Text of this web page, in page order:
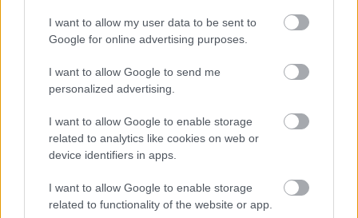
I want to allow my user data to be sent to
Google for online advertising purposes.
I want to allow Google to send me
personalized advertising.
I want to allow Google to enable storage
related to analytics like cookies on web or
device identifiers in apps.
I want to allow Google to enable storage
related to functionality of the website or app.